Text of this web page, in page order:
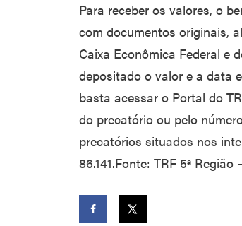
Para receber os valores, o
com documentos originais,
Caixa Econômica Federal e
depositado o valor e a data
basta acessar o Portal do
do precatório ou pelo
precatórios situados nos
86.141.Fonte: TRF 5ª